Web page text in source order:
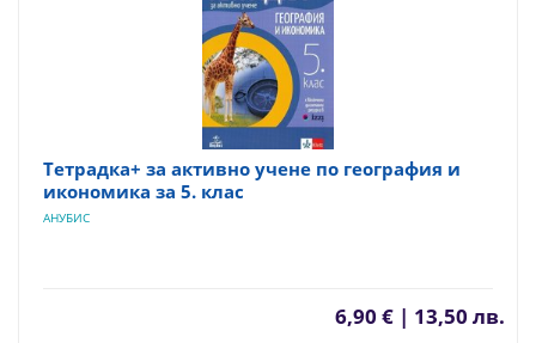
Тетрадка+ за активно учене по география и
икономика за 5. клас
АНУБИС
6,90 € | 13,50 лв.